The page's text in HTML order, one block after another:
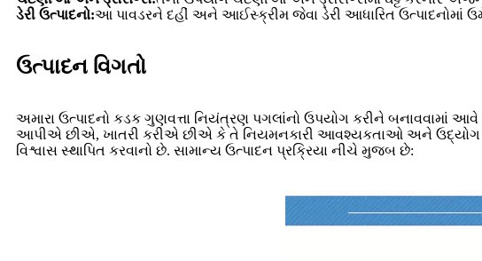
ડેરી ઉત્પાદનો:આ પાવડરને દહીં અને આઈસ્ક્રીમ જેવા ડેરી આધારિત ઉત્પાદનોમાં
ઉત્પાદન વિગતો
અમારા ઉત્પાદનો કડક ગુણવત્તા નિયંત્રણ પગલાંનો ઉપયોગ કરીને બનાવવામાં
આપીએ છીએ, ખાતરી કરીએ છીએ કે તે નિયમનકારી આવશ્યકતાઓ અને ઉદ્યોગ
વિશ્વાસ સ્થાપિત કરવાનો છે. સામાન્ય ઉત્પાદન પ્રક્રિયા નીચે મુજબ છે: